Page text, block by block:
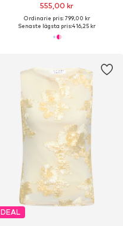
555,00 kr
Ordinarie pris: 799,00 kr
Senaste lägsta pris:416,25 kr
DEAL